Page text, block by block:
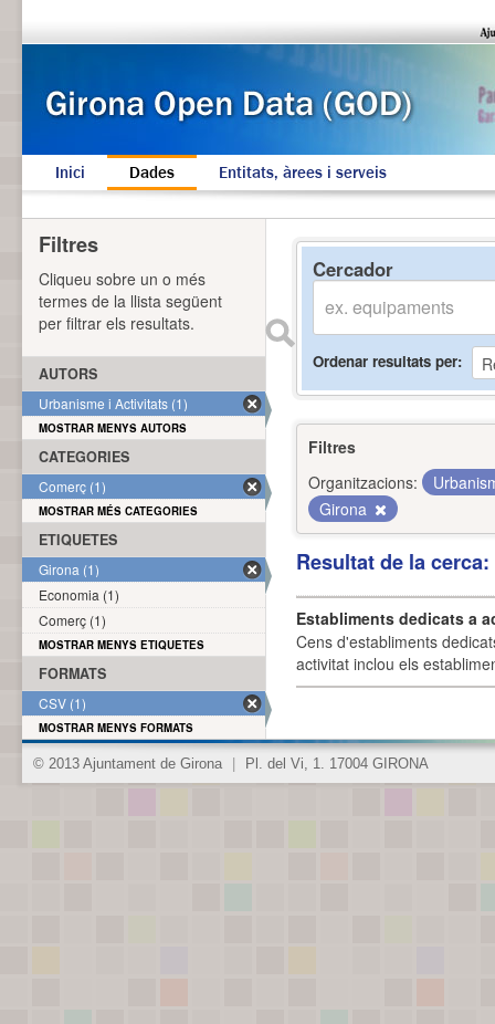
Inici Dades Entitats, àrees i serveis
Cercador
Ordenar resultats per
Filtres
Organitzacions:
Girona
Resultat de la
Establiments dedicats a
Cens d'establiments
activitat inclou els
Filtres
Cliqueu sobre un o més
termes de la llista següent
per filtrar els resultats.
AUTORS
Urbanisme i Activitats (1)
MOSTRAR MENYS AUTORS
CATEGORIES
Comerç (1)
MOSTRAR MÉS CATEGORIES
ETIQUETES
Girona (1)
Economia (1)
Comerç (1)
MOSTRAR MENYS ETIQUETES
FORMATS
CSV (1)
MOSTRAR MENYS FORMATS
© 2013 Ajuntament de Girona Pl. del Vi, 1. 17004 GIRONA